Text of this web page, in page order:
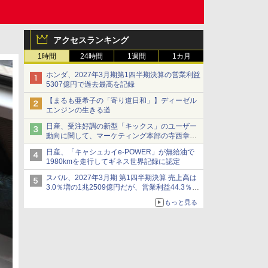
アクセスランキング
1時間 24時間 1週間 1カ月
ホンダ、2027年3月期第1四半期決算の営業利益
5307億円で過去最高を記録
【まるも亜希子の「寄り道日和」】ディーゼル
エンジンの生きる道
日産、受注好調の新型「キックス」のユーザー
動向に関して、マーケティング本部の寺西章氏
が解説
日産、「キャシュカイe-POWER」が無給油で
1980kmを走行してギネス世界記録に認定
スバル、2027年3月期 第1四半期決算 売上高は
3.0％増の1兆2509億円だが、営業利益44.3％減
の426億円、当期利益10.3％減の492億円で増収
もっと見る